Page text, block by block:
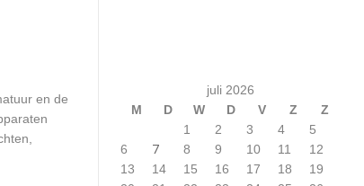
en de
juli 2026
M
D W D V Z
Z
1
2 3 4
5
6
7 8 9 10 11
12
13
14 15 16 17 18
19